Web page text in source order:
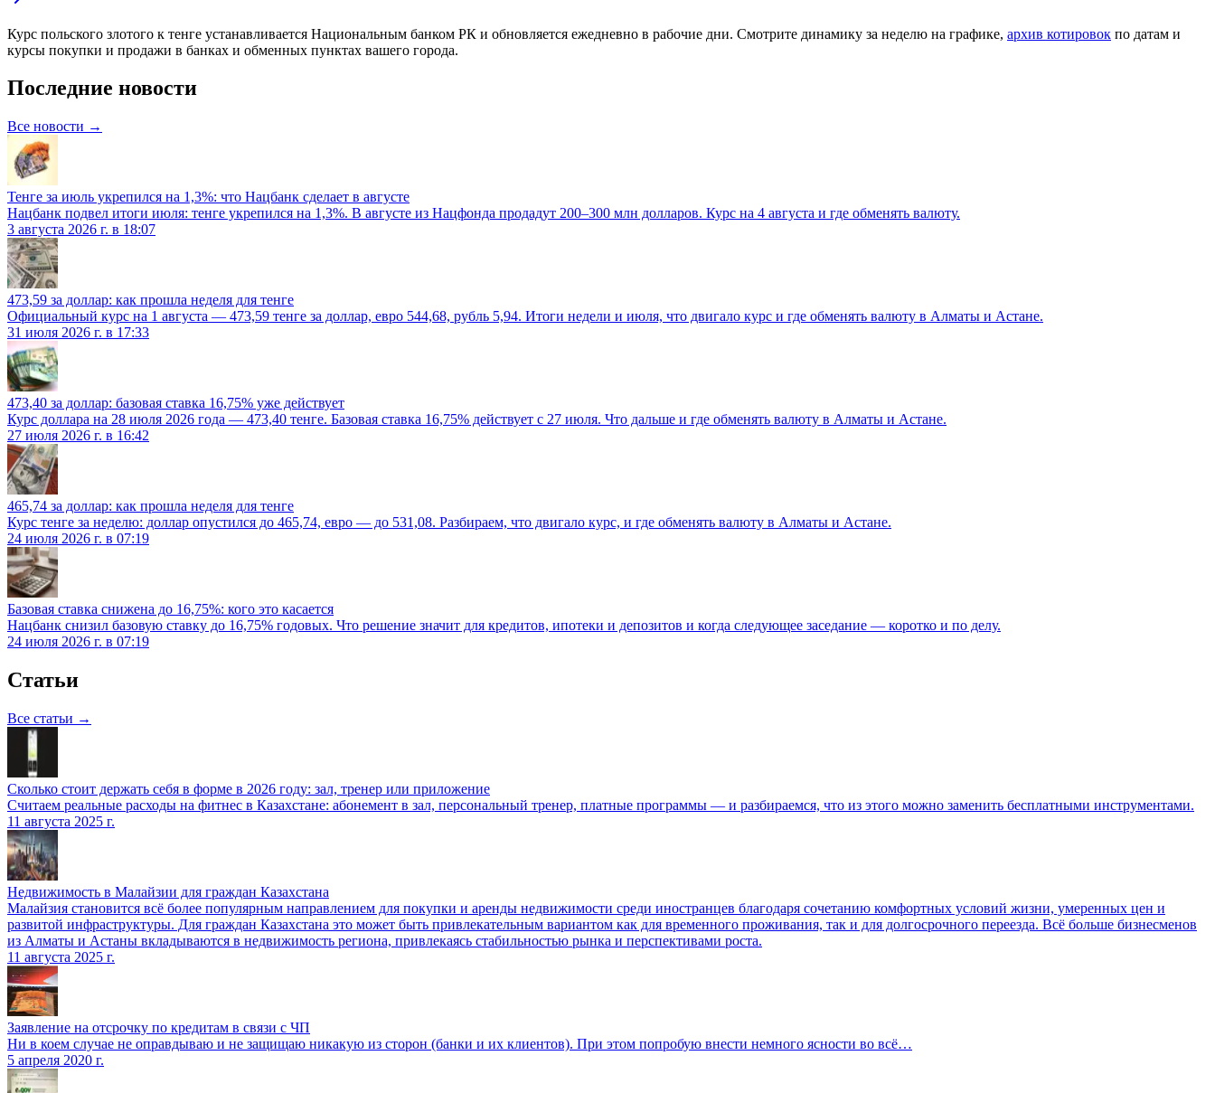
Курс польского злотого к тенге устанавливается Национальным банком РК и обновляется ежедневно в рабочие дни. Смотрите динамику за неделю на графике, архив котировок по датам и
курсы покупки и продажи в банках и обменных пунктах вашего города.
Последние новости
Все новости →
Тенге за июль укрепился на 1,3%: что Нацбанк сделает в августе
Нацбанк подвел итоги июля: тенге укрепился на 1,3%. В августе из Нацфонда продадут 200–300 млн долларов. Курс на 4 августа и где обменять валюту.
3 августа 2026 г. в 18:07
473,59 за доллар: как прошла неделя для тенге
Официальный курс на 1 августа — 473,59 тенге за доллар, евро 544,68, рубль 5,94. Итоги недели и июля, что двигало курс и где обменять валюту в Алматы и Астане.
31 июля 2026 г. в 17:33
473,40 за доллар: базовая ставка 16,75% уже действует
Курс доллара на 28 июля 2026 года — 473,40 тенге. Базовая ставка 16,75% действует с 27 июля. Что дальше и где обменять валюту в Алматы и Астане.
27 июля 2026 г. в 16:42
465,74 за доллар: как прошла неделя для тенге
Курс тенге за неделю: доллар опустился до 465,74, евро — до 531,08. Разбираем, что двигало курс, и где обменять валюту в Алматы и Астане.
24 июля 2026 г. в 07:19
Базовая ставка снижена до 16,75%: кого это касается
Нацбанк снизил базовую ставку до 16,75% годовых. Что решение значит для кредитов, ипотеки и депозитов и когда следующее заседание — коротко и по делу.
24 июля 2026 г. в 07:19
Статьи
Все статьи →
Сколько стоит держать себя в форме в 2026 году: зал, тренер или приложение
Считаем реальные расходы на фитнес в Казахстане: абонемент в зал, персональный тренер, платные программы — и разбираемся, что из этого можно заменить бесплатными инструментами.
11 августа 2025 г.
Недвижимость в Малайзии для граждан Казахстана
Малайзия становится всё более популярным направлением для покупки и аренды недвижимости среди иностранцев благодаря сочетанию комфортных условий жизни, умеренных цен и
развитой инфраструктуры. Для граждан Казахстана это может быть привлекательным вариантом как для временного проживания, так и для долгосрочного переезда. Всё больше бизнесменов
из Алматы и Астаны вкладываются в недвижимость региона, привлекаясь стабильностью рынка и перспективами роста.
11 августа 2025 г.
Заявление на отсрочку по кредитам в связи с ЧП
Ни в коем случае не оправдываю и не защищаю никакую из сторон (банки и их клиентов). При этом попробую внести немного ясности во всё…
5 апреля 2020 г.